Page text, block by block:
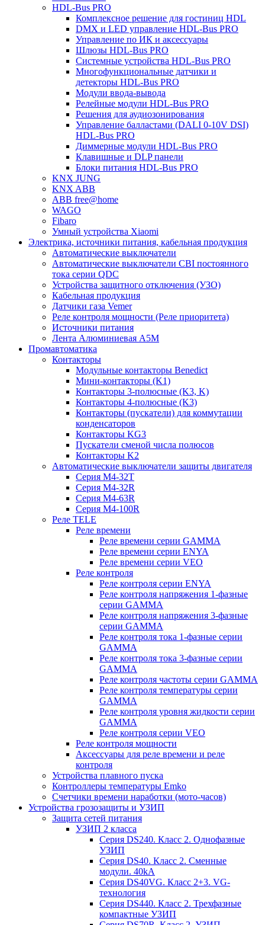
HDL-Bus PRO
Комплексное решение для гостиниц HDL
DMX и LED управление HDL-Bus PRO
Управление по ИК и аксессуары
Шлюзы HDL-Bus PRO
Системные устройства HDL-Bus PRO
Многофункциональные датчики и
детекторы HDL-Bus PRO
Модули ввода-вывода
Релейные модули HDL-Bus PRO
Решения для аудиозонирования
Управление балластами (DALI 0-10V DSI)
HDL-Bus PRO
Диммерные модули HDL-Bus PRO
Клавишные и DLP панели
Блоки питания HDL-Bus PRO
KNX JUNG
KNX ABB
ABB free@home
WAGO
Fibaro
Умный устройства Xiaomi
Электрика, источники питания, кабельная продукция
Автоматические выключатели
Автоматические выключатели CBI постоянного
тока серии QDC
Устройства защитного отключения (УЗО)
Кабельная продукция
Датчики газа Vemer
Реле контроля мощности (Реле приоритета)
Источники питания
Лента Алюминиевая А5М
Промавтоматика
Контакторы
Модульные контакторы Benedict
Мини-контакторы (K1)
Контакторы 3-полюсные (K3, K)
Контакторы 4-полюсные (K3)
Контакторы (пускатели) для коммутации
конденсаторов
Контакторы KG3
Пускатели сменой числа полюсов
Контакторы K2
Автоматические выключатели защиты двигателя
Серия M4-32T
Серия M4-32R
Серия M4-63R
Серия M4-100R
Реле TELE
Реле времени
Реле времени серии GAMMA
Реле времени серии ENYA
Реле времени серии VEO
Реле контроля
Реле контроля серии ENYA
Реле контроля напряжения 1-фазные
серии GAMMA
Реле контроля напряжения 3-фазные
серии GAMMA
Реле контроля тока 1-фазные серии
GAMMA
Реле контроля тока 3-фазные серии
GAMMA
Реле контроля частоты серии GAMMA
Реле контроля температуры серии
GAMMA
Реле контроля уровня жидкости серии
GAMMA
Реле контроля серии VEO
Реле контроля мощности
Аксессуары для реле времени и реле
контроля
Устройства плавного пуска
Контроллеры температуры Emko
Счетчики времени наработки (мото-часов)
Устройства грозозащиты и УЗИП
Защита сетей питания
УЗИП 2 класса
Серия DS240. Класс 2. Однофазные
УЗИП
Серия DS40. Класс 2. Сменные
модули. 40kA
Серия DS40VG. Класс 2+3. VG-
технология
Серия DS440. Класс 2. Трехфазные
компактные УЗИП